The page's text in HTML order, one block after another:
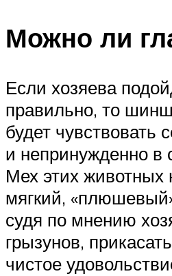
Можно ли
Если хозяева
правильно, то
будет чувствовать
и непринужденно в
Мех этих животных
мягкий,
судя по мнению
грызунов,
чистое